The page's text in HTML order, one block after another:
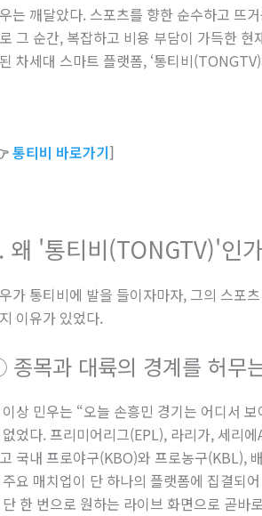
는 깨달았다. 스포츠를 향한 순수하고 뜨
그 순간, 복잡하고 비용 부담이 가득한
차세대 스마트 플랫폼, ‘통티비
통티비 바로가기]
왜 '통티비(TONGTV)'인
가 통티비에 발을 들이자마자, 그의 스포
이유가 있었다.
목과 대륙의 경계를 허무
상 민우는 “오늘 손흥민 경기는 어디서
었다. 프리미어리그(EPL), 라리가, 세리
국내 프로야구(KBO)와 프로농구(KBL),
요 매치업이 단 하나의 플랫폼에 집결되
한 번으로 원하는 라이브 화면으로 곧바